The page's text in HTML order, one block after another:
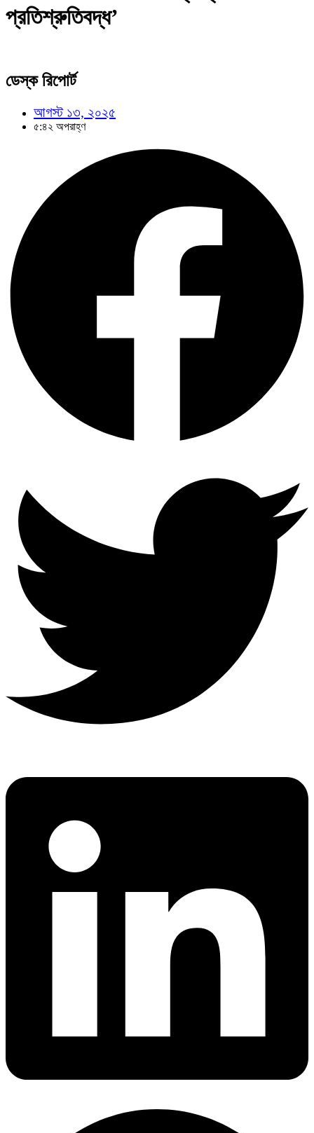
প্রতিশ্রুতিবদ্ধ’
ডেস্ক রিপোর্ট
আগস্ট ১৩, ২০২৫
৫:৪২ অপরাহ্ণ